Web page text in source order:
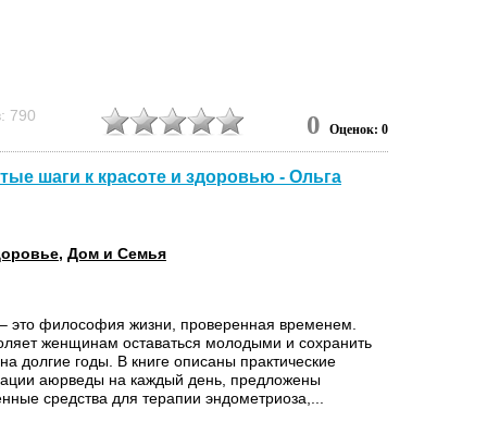
790 0 Оценок: 0
шаги к красоте и здоровью - Ольга
, Дом и Семья
это философия жизни, проверенная временем.
женщинам оставаться молодыми и сохранить
долгие годы. В книге описаны практические
аюрведы на каждый день, предложены
средства для терапии эндометриоза,...